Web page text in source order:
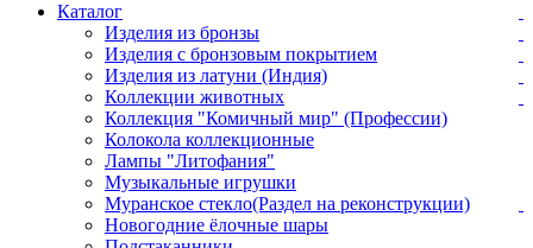
Каталог
Изделия из бронзы
Изделия с бронзовым покрытием
Изделия из латуни (Индия)
Коллекции животных
Коллекция "Комичный мир" (Профессии)
Колокола коллекционные
Лампы "Литофания"
Музыкальные игрушки
Муранское стекло(Раздел на реконструкции)
Новогодние ёлочные шары